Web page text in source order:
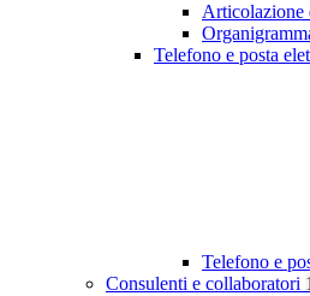
Telefono e posta
Telefono e
Consulenti e collaboratori